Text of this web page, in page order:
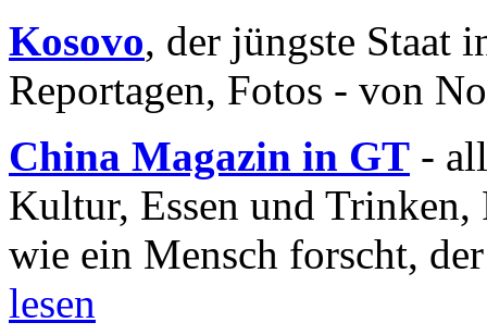
Kosovo, der jüngste Staat
Reportagen, Fotos - von
China Magazin in GT -
Kultur, Essen und
wie ein Mensch forscht,
lesen